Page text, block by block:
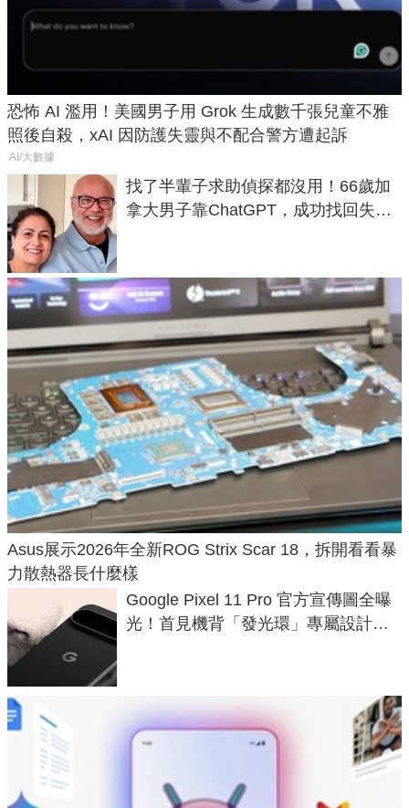
恐怖 AI 濫用！美國男子用 Grok 生成數千張兒童不雅
照後自殺，xAI 因防護失靈與不配合警方遭起訴
AI/大數據
找了半輩子求助偵探都沒用！66歲加
拿大男子靠ChatGPT，成功找回失散
Asus展示2026年全新ROG Strix Scar 18，拆開看看暴
力散熱器長什麼樣
Google Pixel 11 Pro 官方宣傳圖全曝
光！首見機背「發光環」專屬設計、